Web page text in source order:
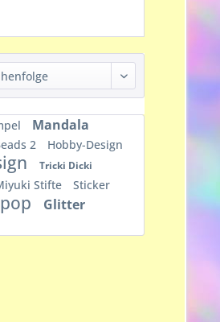
Mandala
2
Hobby-Design
Tricki Dicki
Stifte Sticker
Glitter